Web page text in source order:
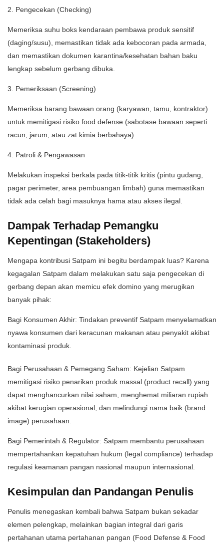
2.⁠ ⁠Pengecekan (Checking)
Memeriksa suhu boks kendaraan pembawa produk sensitif
(daging/susu), memastikan tidak ada kebocoran pada armada,
dan memastikan dokumen karantina/kesehatan bahan baku
lengkap sebelum gerbang dibuka.
3.⁠ ⁠Pemeriksaan (Screening)
Memeriksa barang bawaan orang (karyawan, tamu, kontraktor)
untuk memitigasi risiko food defense (sabotase bawaan seperti
racun, jarum, atau zat kimia berbahaya).
4.⁠ ⁠Patroli & Pengawasan
Melakukan inspeksi berkala pada titik-titik kritis (pintu gudang,
pagar perimeter, area pembuangan limbah) guna memastikan
tidak ada celah bagi masuknya hama atau akses ilegal.
Dampak Terhadap Pemangku
Kepentingan (Stakeholders)
​Mengapa kontribusi Satpam ini begitu berdampak luas? Karena
kegagalan Satpam dalam melakukan satu saja pengecekan di
gerbang depan akan memicu efek domino yang merugikan
banyak pihak:
​Bagi Konsumen Akhir: Tindakan preventif Satpam menyelamatkan
nyawa konsumen dari keracunan makanan atau penyakit akibat
kontaminasi produk.
​Bagi Perusahaan & Pemegang Saham: Kejelian Satpam
memitigasi risiko penarikan produk massal (product recall) yang
dapat menghancurkan nilai saham, menghemat miliaran rupiah
akibat kerugian operasional, dan melindungi nama baik (brand
image) perusahaan.
​Bagi Pemerintah & Regulator: Satpam membantu perusahaan
mempertahankan kepatuhan hukum (legal compliance) terhadap
regulasi keamanan pangan nasional maupun internasional.
​Kesimpulan dan Pandangan Penulis
​Penulis menegaskan kembali bahwa Satpam bukan sekadar
elemen pelengkap, melainkan bagian integral dari garis
pertahanan utama pertahanan pangan (Food Defense & Food